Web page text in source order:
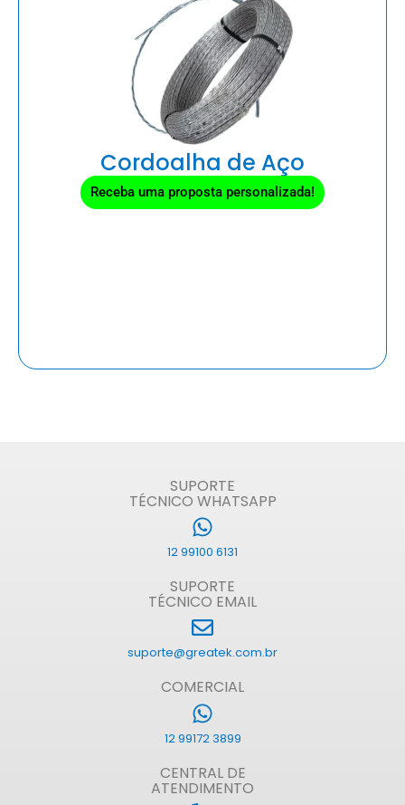
Cordoalha de Aço
Receba uma proposta personalizada!
SUPORTE
TÉCNICO WHATSAPP
12 99100 6131
SUPORTE
TÉCNICO EMAIL
suporte@greatek.com.br
COMERCIAL
12 99172 3899
CENTRAL DE
ATENDIMENTO